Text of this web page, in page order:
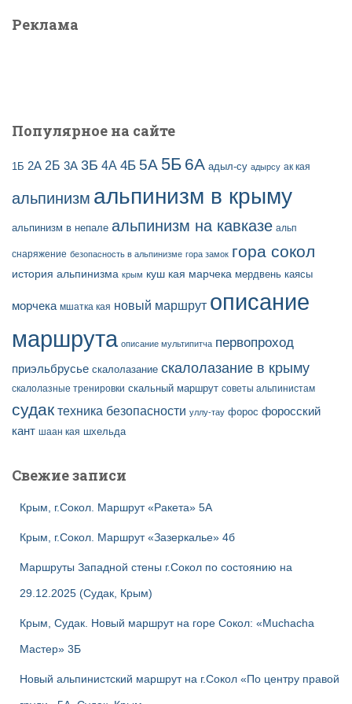
Реклама
Популярное на сайте
1Б 2А 2Б 3А 3Б 4А 4Б 5А 5Б 6А адыл-су адырсу ак кая
альпинизм альпинизм в крыму
альпинизм в непале альпинизм на кавказе альп
снаряжение безопасность в альпинизме гора замок гора сокол
история альпинизма крым куш кая марчека мердвень каясы
морчека мшатка кая новый маршрут описание
маршрута описание мультипитча первопроход
приэльбрусье скалолазание скалолазание в крыму
скалолазные тренировки скальный маршрут советы альпинистам
судак техника безопасности уллу-тау форос форосский
кант шаан кая шхельда
Свежие записи
Крым, г.Сокол. Маршрут «Ракета» 5А
Крым, г.Сокол. Маршрут «Зазеркалье» 4б
Маршруты Западной стены г.Сокол по состоянию на
29.12.2025 (Судак, Крым)
Крым, Судак. Новый маршрут на горе Сокол: «Muchacha
Мастер» 3Б
Новый альпинистский маршрут на г.Сокол «По центру правой